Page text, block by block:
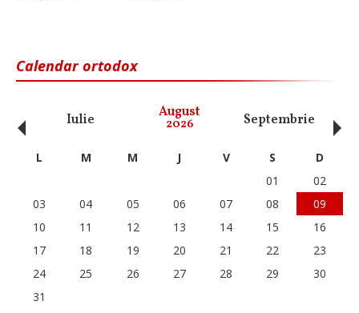
Calendar ortodox
Iulie August
2026 Septembrie
‹ L M M J V S
D
01
02
03
04 05 06 07 08
09
10
11 12 13 14 15
16
17
18 19 20 21 22
23
24
25 26 27 28 29
30
31